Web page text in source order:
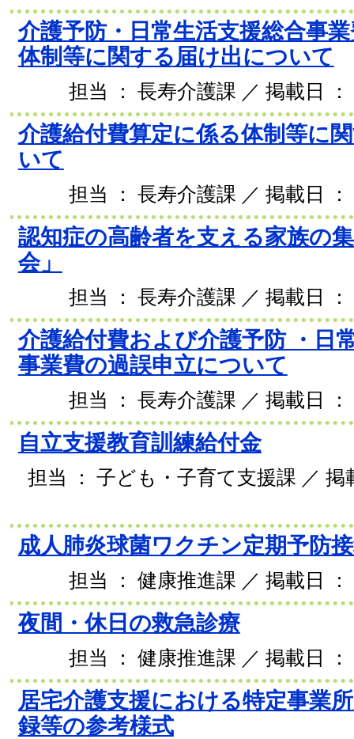
介護予防・日常生活支援総合事
体制等に関する届け出について
担当 ： 長寿介護課 ／ 掲載日 ：
介護給付費算定に係る体制等に
いて
担当 ： 長寿介護課 ／ 掲載日 ：
認知症の高齢者を支える家族の
会」
担当 ： 長寿介護課 ／ 掲載日 ：
介護給付費および介護予防 ・日
事業費の過誤申立について
担当 ： 長寿介護課 ／ 掲載日 ：
自立支援教育訓練給付金
担当 ： 子ども・子育て支援課 ／ 掲
成人肺炎球菌ワクチン定期予防
担当 ： 健康推進課 ／ 掲載日 ：
夜間・休日の救急診療
担当 ： 健康推進課 ／ 掲載日 ：
居宅介護支援における特定事業
録等の参考様式